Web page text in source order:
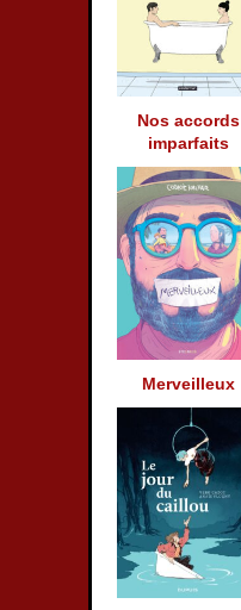
Nos accords
imparfaits
Merveilleux